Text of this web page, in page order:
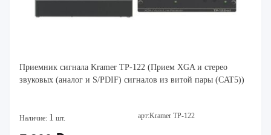
Приемник сигнала Kramer TP-122 (Прием XGA и стерео
звуковых (аналог и S/PDIF) сигналов из витой пары (CAT5))
Наличие: 1 шт. арт:Kramer TP-122